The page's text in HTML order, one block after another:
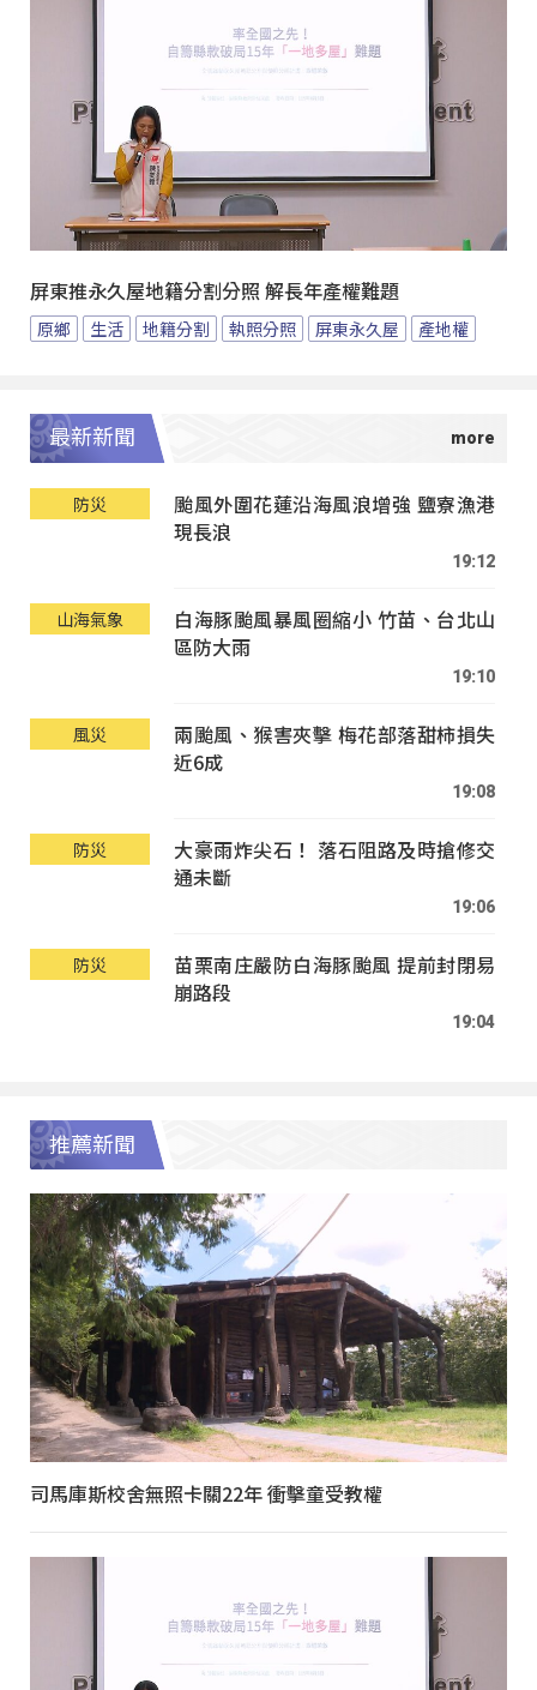
屏東推永久屋地籍分割分照 解長年產權難題
原鄉 生活 地籍分割 執照分照 屏東永久屋 產地權
最新新聞
防災
颱風外圍花蓮沿海風浪增強 鹽寮漁港
現長浪
19:12
山海氣象
白海豚颱風暴風圈縮小 竹苗、台北山
區防大雨
19:10
風災
兩颱風、猴害夾擊 梅花部落甜柿損失
近6成
19:08
防災
大豪雨炸尖石！ 落石阻路及時搶修交
通未斷
19:06
防災
苗栗南庄嚴防白海豚颱風 提前封閉易
崩路段
19:04
推薦新聞
司馬庫斯校舍無照卡關22年 衝擊童受教權